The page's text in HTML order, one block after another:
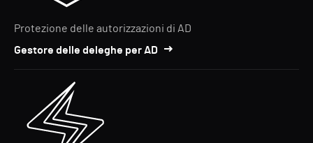
Protezione delle autorizzazioni di AD
Gestore delle deleghe per AD